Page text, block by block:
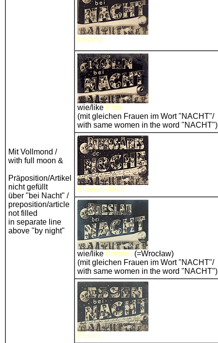
Mit Vollmond /
with full moon &
Präposition/Artikel
nicht gefüllt
über "bei Nacht" /
preposition/article
not filled
in separate line
above "by night"
Leipzig
wie/like Köln
(mit gleichen Frauen im Wort "NACHT"/
with same women in the word "NACHT")
Buenos-Aires
wie/like Breslau (=Wrocław)
(mit gleichen Frauen im Wort "NACHT"/
with same women in the word "NACHT")
Essen